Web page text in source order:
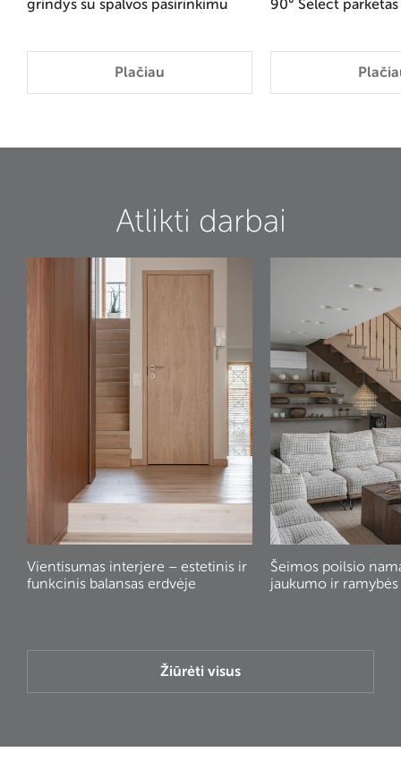
grindys su spalvos pasirinkimu
Plačiau
90° Select parketas
Atlikti darbai
Vientisumas interjere – estetinis ir
funkcinis balansas erdvėje
Šeimos poilsio
jaukumo ir
Žiūrėti visus